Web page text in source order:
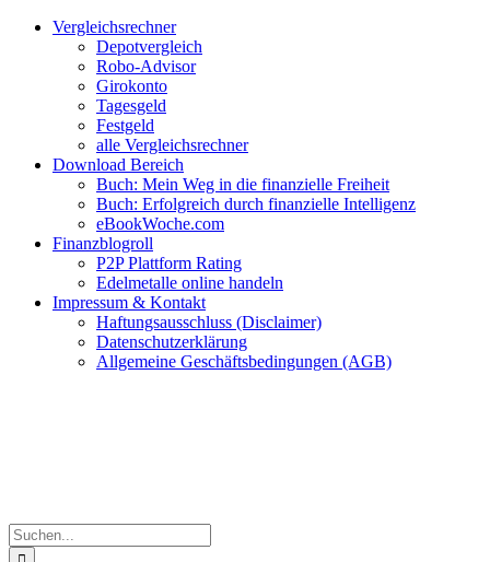
Zum
Facebook
Twitter
Instagram
Pinterest
YouTubeVergleichsrechner
Depotvergleich
Robo-Advisor
Girokonto
Tagesgeld
Festgeld
alle Vergleichsrechner
Download Bereich
Buch: Mein Weg in die finanzielle Freiheit
Buch: Erfolgreich durch finanzielle Intelligenz
eBookWoche.com
Finanzblogroll
P2P Plattform Rating
Edelmetalle online handeln
Impressum & Kontakt
Haftungsausschluss (Disclaimer)
Datenschutzerklärung
Allgemeine Geschäftsbedingungen (AGB)
Suche
nach: